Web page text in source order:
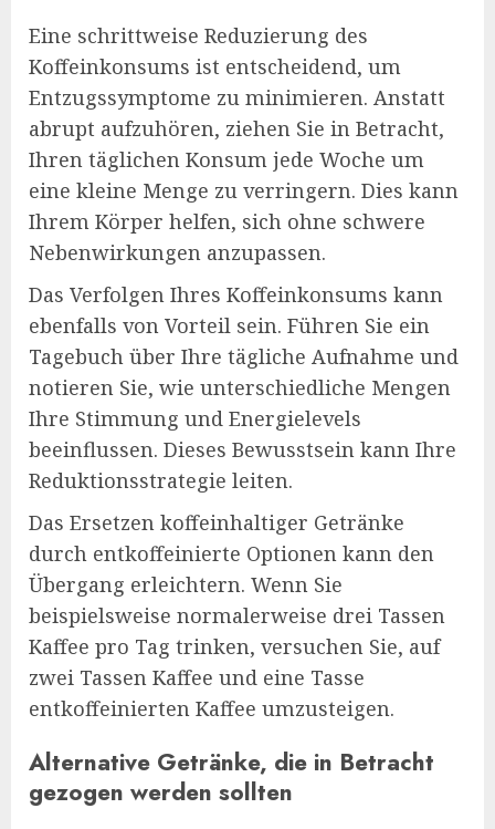
Eine schrittweise Reduzierung des
Koffeinkonsums ist entscheidend, um
Entzugssymptome zu minimieren. Anstatt
abrupt aufzuhören, ziehen Sie in Betracht,
Ihren täglichen Konsum jede Woche um
eine kleine Menge zu verringern. Dies kann
Ihrem Körper helfen, sich ohne schwere
Nebenwirkungen anzupassen.
Das Verfolgen Ihres Koffeinkonsums kann
ebenfalls von Vorteil sein. Führen Sie ein
Tagebuch über Ihre tägliche Aufnahme und
notieren Sie, wie unterschiedliche Mengen
Ihre Stimmung und Energielevels
beeinflussen. Dieses Bewusstsein kann Ihre
Reduktionsstrategie leiten.
Das Ersetzen koffeinhaltiger Getränke
durch entkoffeinierte Optionen kann den
Übergang erleichtern. Wenn Sie
beispielsweise normalerweise drei Tassen
Kaffee pro Tag trinken, versuchen Sie, auf
zwei Tassen Kaffee und eine Tasse
entkoffeinierten Kaffee umzusteigen.
Alternative Getränke, die in Betracht
gezogen werden sollten